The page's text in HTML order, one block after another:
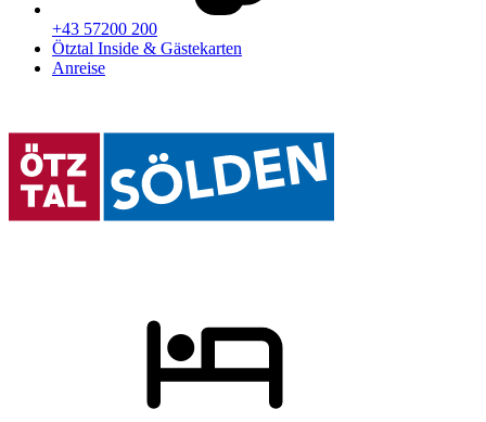
+43 57200 200
Ötztal Inside & Gästekarten
Anreise